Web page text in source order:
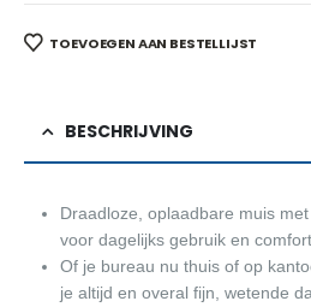
TOEVOEGEN AAN BESTELLIJST
BESCHRIJVING
Draadloze, oplaadbare muis
voor dagelijks gebruik en comfort.
Of je bureau nu thuis of op
je altijd en overal fijn, wetende